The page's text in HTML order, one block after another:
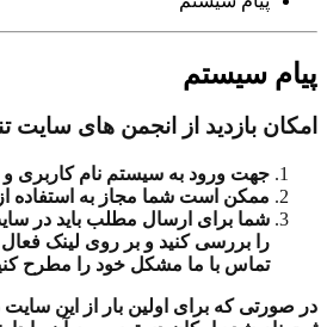
پیام سیستم
امکان بازدید از انجمن های سایت
جهت ورود به سیستم نام کاربری و
ممکن است شما مجاز به استفاده
شما برای ارسال مطلب باید در
را بررسی کنید و بر روی لینک
تماس با ما مشکل خود را مطرح
در صورتی که برای اولین بار از این